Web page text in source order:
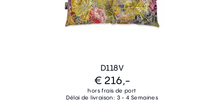
D118V
€ 216,-
hors frais de port
Délai de livraison: 3 - 4 Semaines